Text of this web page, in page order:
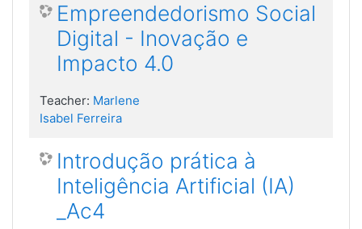
Empreendedorismo Social
Digital - Inovação e
Impacto 4.0
Teacher: Marlene
Isabel Ferreira
Introdução prática à
Inteligência Artificial (IA)
_Ac4